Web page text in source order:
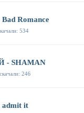
Romance
534
SHAMAN
246
admit it